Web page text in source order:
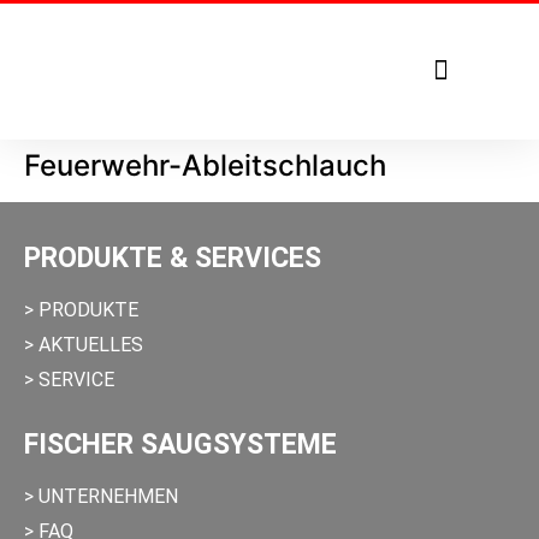
Feuerwehr-Ableitschlauch
PRODUKTE & SERVICES
> PRODUKTE
> AKTUELLES
> SERVICE
FISCHER SAUGSYSTEME
> UNTERNEHMEN
> FAQ